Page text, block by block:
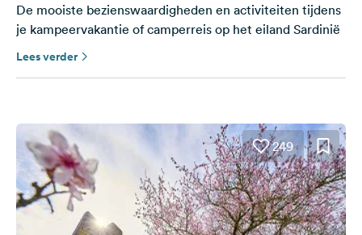
De mooiste bezienswaardigheden en activiteiten tijdens
je kampeervakantie of camperreis op het eiland Sardinië
Lees verder
249